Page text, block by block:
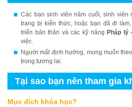
Các bạn sinh viên năm cuối, sinh viên
trang bị kiến thức, hoặc bạn đã đi
triển bản thân và các kỹ năng Pháp lý
việc.
Người mất định hướng, mong muốn
trong tương lai.
Tại sao bạn nên tham gia
Mục đích khóa học?